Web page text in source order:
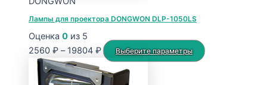
Лампы для проектора DONGWON DLP-1050LS
Оценка 0 из 5
2560 ₽ – 19804 ₽Диапазон
цен:
2560 ₽
Выберите параметры
Этот